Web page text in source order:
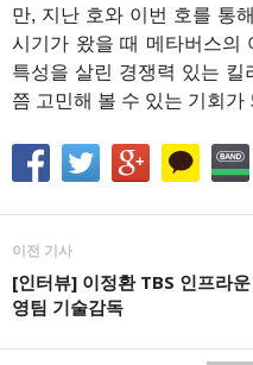
만, 지난 호와 이번 호를 통
시기가 왔을 때 메타버스의
특성을 살린 경쟁력 있는 킬
쯤 고민해 볼 수 있는 기회가
이전 기사
[인터뷰] 이정환 TBS 인프라운
영팀 기술감독